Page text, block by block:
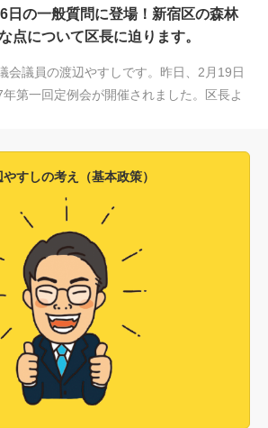
日の一般質問に登場！新宿区の森林
点について区長に迫ります。
会議員の渡辺やすしです。昨日、2月19日
第一回定例会が開催されました。区長よ
すしの考え（基本政策）